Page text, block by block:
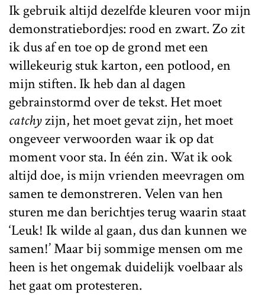
Ik gebruik altijd dezelfde kleuren voor mijn
demonstratiebordjes: rood en zwart. Zo zit
ik dus af en toe op de grond met een
willekeurig stuk karton, een potlood, en
mijn stiften. Ik heb dan al dagen
gebrainstormd over de tekst. Het moet
catchyzijn, het moet gevat zijn, het moet
ongeveer verwoorden waar ik op dat
moment voor sta. In één zin. Wat ik ook
altijd doe, is mijn vrienden meevragen om
samen te demonstreren. Velen van hen
sturen me dan berichtjes terug waarin staat
‘Leuk! Ik wilde al gaan, dus dan kunnen we
samen!’ Maar bij sommige mensen om me
heen is het ongemak duidelijk voelbaar als
het gaat omprotesteren.